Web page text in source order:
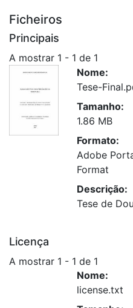
Ficheiros
Principais
A mostrar 1 - 1 de 1
Nome:
Tese-
Tamanho:
1.86 MB
Formato:
Adobe
Format
Descrição:
Tese de
Licença
A mostrar 1 - 1 de 1
Nome:
license.txt